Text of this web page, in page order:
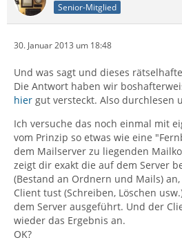
Senior-Mitglied
30. Januar 2013 um 18:48
Und was sagt und dieses
Die Antwort haben wir
hier gut versteckt. Also durchlesen
Ich versuche das noch einmal mit
vom Prinzip so etwas wie eine
dem Mailserver zu liegenden
zeigt dir exakt die auf dem Server
(Bestand an Ordnern und Mails)
Client tust (Schreiben, Löschen
dem Server ausgeführt. Und der
wieder das Ergebnis an.
OK?